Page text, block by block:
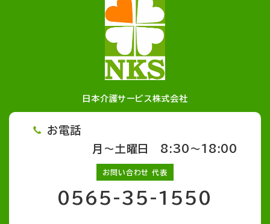
日本介護サービス株式会社
お電話
月～土曜日 8:30～18:00
お問い合わせ 代表
0565-35-1550